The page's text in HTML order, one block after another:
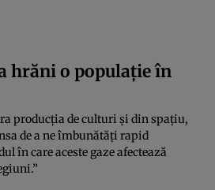
hrăni o populație în
producția de culturi și din spațiu,
de a ne îmbunătăți rapid
în care aceste gaze afectează